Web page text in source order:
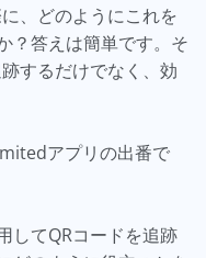
、どのようにこれを
？答えは簡単です。そ
するだけでなく、効
アプリの出番で
してQRコードを追跡